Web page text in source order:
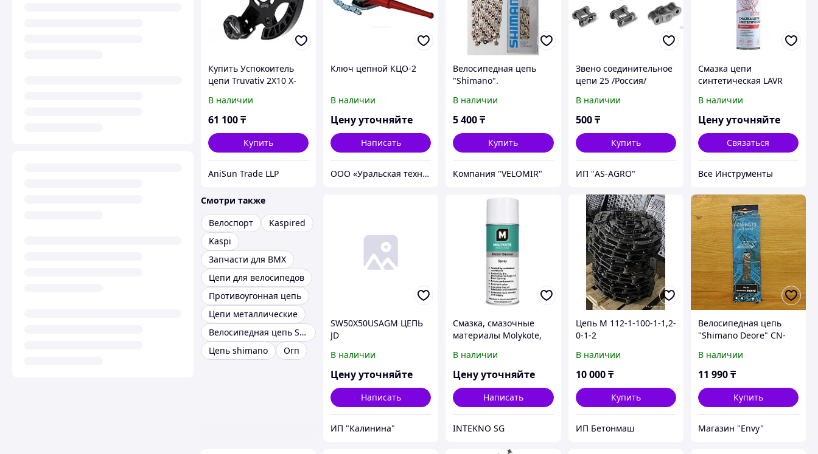
Купить Успокоитель
цепи Truvativ 2X10 X-
black
В наличии
61 100₸
Купить
AniSun Trade LLP
Ключ цепной КЦО-2
В наличии
Цену уточняйте
Написать
ООО «Уральская техника»
Велосипедная цепь
"Shimano".
В наличии
5 400₸
Купить
Компания "VELOMIR"
Звено соединительное
цепи 25 /Россия/
В наличии
500 ₸
Купить
ИП "AS-AGRO"
Смазка цепи
синтетическая LAVR
В наличии
Цену уточняйте
Связаться
Все Инструменты
Смотри также
Велоспорт
Kaspired
Kaspi
Запчасти для BMX
Цепи для велосипедов
Противоугонная цепь
Цепи металлические
Велосипедная цепь Shimano
Цепь shimano
Огп
SW50X50USAGM ЦЕПЬ
JD
В наличии
Цену уточняйте
Написать
ИП "Калинина"
Смазка, смазочные
материалы Molykote,
молибденовая смазка,
антифрикционные
покрытия, паста,
В наличии
Цену уточняйте
Написать
INTEKNO SG
Цепь М 112-1-100-1-1,2-
0-1-2
В наличии
10 000 ₸
Купить
ИП Бетонмаш
Велосипедная цепь
"Shimano Deore" CN-
for Shimano 105. Цепь
на велосипед на 9
В наличии
11 990₸
Купить
Магазин "Envy"